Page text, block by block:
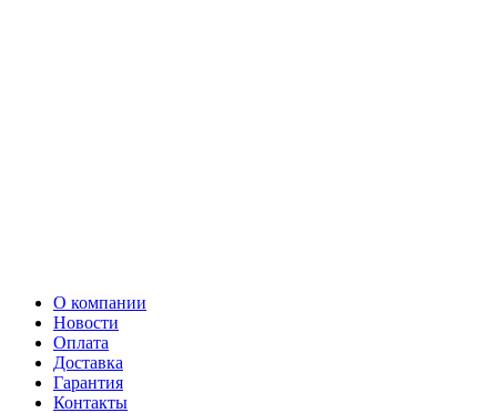
О компании
Новости
Оплата
Доставка
Гарантия
Контакты